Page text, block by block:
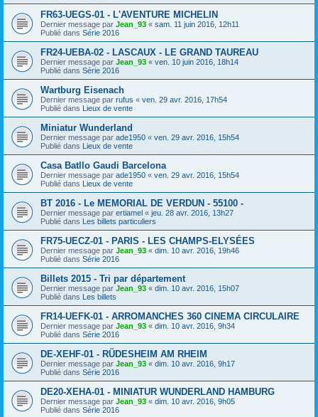
FR63-UEGS-01 - L'AVENTURE MICHELIN
Dernier message par Jean_93 « sam. 11 juin 2016, 12h11
Publié dans Série 2016
FR24-UEBA-02 - LASCAUX - LE GRAND TAUREAU
Dernier message par Jean_93 « ven. 10 juin 2016, 18h14
Publié dans Série 2016
Wartburg Eisenach
Dernier message par rufus « ven. 29 avr. 2016, 17h54
Publié dans Lieux de vente
Miniatur Wunderland
Dernier message par ade1950 « ven. 29 avr. 2016, 15h54
Publié dans Lieux de vente
Casa Batllo Gaudi Barcelona
Dernier message par ade1950 « ven. 29 avr. 2016, 15h54
Publié dans Lieux de vente
BT 2016 - Le MEMORIAL DE VERDUN - 55100 -
Dernier message par ertiamel « jeu. 28 avr. 2016, 13h27
Publié dans Les billets particuliers
FR75-UECZ-01 - PARIS - LES CHAMPS-ELYSÉES
Dernier message par Jean_93 « dim. 10 avr. 2016, 19h46
Publié dans Série 2016
Billets 2015 - Tri par département
Dernier message par Jean_93 « dim. 10 avr. 2016, 15h07
Publié dans Les billets
FR14-UEFK-01 - ARROMANCHES 360 CINEMA CIRCULAIRE
Dernier message par Jean_93 « dim. 10 avr. 2016, 9h34
Publié dans Série 2016
DE-XEHF-01 - RÜDESHEIM AM RHEIM
Dernier message par Jean_93 « dim. 10 avr. 2016, 9h17
Publié dans Série 2016
DE20-XEHA-01 - MINIATUR WUNDERLAND HAMBURG
Dernier message par Jean_93 « dim. 10 avr. 2016, 9h05
Publié dans Série 2016